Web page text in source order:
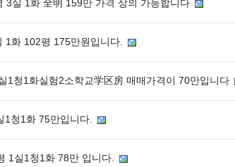
3실 1화 全明 159만 가격 상의 가능합니다
1화 102평 175만원입니다.
1청1화실험2소학교学区房 매매가격이 70만입니다
1청1화 75만입니다.
1실1청1화 78만 입니다.